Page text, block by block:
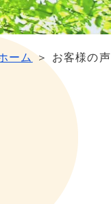
ーム ＞ お客様の声